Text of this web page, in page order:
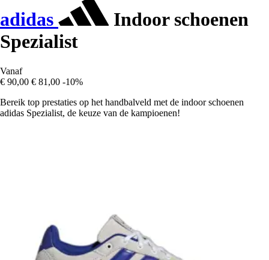
adidas
Indoor schoenen
Spezialist
Vanaf
€ 90,00 € 81,00 -10%
Bereik top prestaties op het handbalveld met de indoor schoenen
adidas Spezialist, de keuze van de kampioenen!